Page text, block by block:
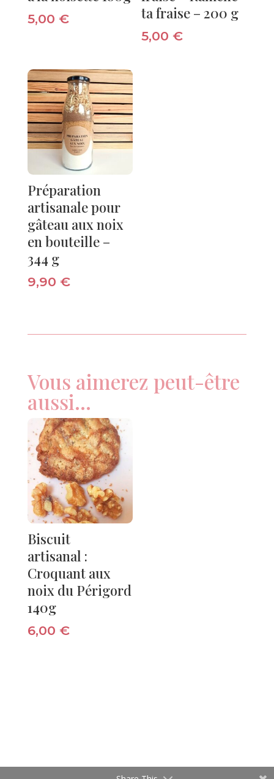
5,00 €
ta fraise – 200 g
5,00 €
Préparation
artisanale pour
gâteau aux noix
en bouteille –
344 g
9,90 €
Vous aimerez peut-être
aussi…
Biscuit
artisanal :
Croquant aux
noix du Périgord
140g
6,00 €